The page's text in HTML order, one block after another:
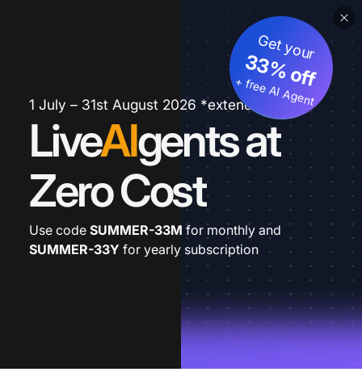
1 July – 31st August 2026 *extended
LiveAIgents at
Zero Cost
Get your
33% off
+ free AI Agent
Use code SUMMER-33M for monthly and
SUMMER-33Y for yearly subscription